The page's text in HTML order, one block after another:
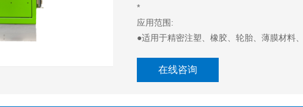
*
应用范围:
●适用于精密注塑、橡胶、轮胎、薄膜材料
在线咨询